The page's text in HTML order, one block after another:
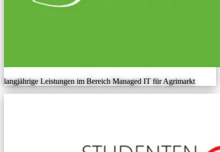
langjährige Leistungen im Bereich Managed IT für Agrimarkt